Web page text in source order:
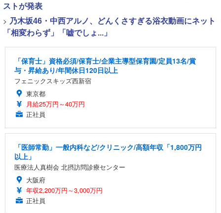
ストが発表
> 乃木坂46・中西アルノ、どんくさすぎる浴衣動画にネット
「相変わらず」「嘘でしょ...」
「保育士」資格必須/保育士/企業主導型保育園/定員13名/賞
与・昇給あり/年間休日120日以上
フェニックスキッズ西新宿
東京都
月給25万円～40万円
正社員
「医師常勤」一般内科など/クリニック/高額年収「1,800万円
以上」
医療法人真樹会 北摂訪問診療センター
大阪府
年収2,200万円～3,000万円
正社員